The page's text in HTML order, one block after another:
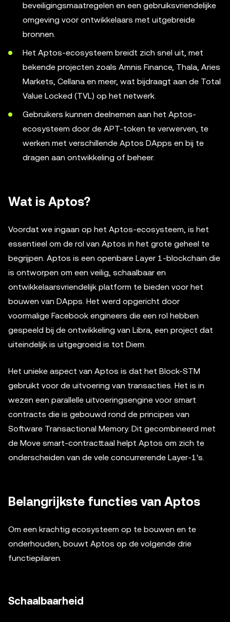
beveiligingsmaatregelen en een gebruiksvriendelijke
omgeving voor ontwikkelaars met uitgebreide
bronnen.
Het Aptos-ecosysteem breidt zich snel uit, met
bekende projecten zoals Amnis Finance, Thala, Aries
Markets, Cellana en meer, wat bijdraagt aan de Total
Value Locked (TVL) op het netwerk.
Gebruikers kunnen deelnemen aan het Aptos-
ecosysteem door de APT-token te verwerven, te
werken met verschillende Aptos DApps en bij te
dragen aan ontwikkeling of beheer.
Wat is Aptos?
Voordat we ingaan op het Aptos-ecosysteem, is het
essentieel om de rol van Aptos in het grote geheel te
begrijpen. Aptos is een openbare Layer 1-blockchain die
is ontworpen om een veilig, schaalbaar en
ontwikkelaarsvriendelijk platform te bieden voor het
bouwen van DApps. Het werd opgericht door
voormalige Facebook engineers die een rol hebben
gespeeld bij de ontwikkeling van Libra, een project dat
uiteindelijk is uitgegroeid is tot Diem.
Het unieke aspect van Aptos is dat het Block-STM
gebruikt voor de uitvoering van transacties. Het is in
wezen een parallelle uitvoeringsengine voor smart
contracts die is gebouwd rond de principes van
Software Transactional Memory. Dit gecombineerd met
de Move smart-contracttaal helpt Aptos om zich te
onderscheiden van de vele concurrerende Layer-1's.
Belangrijkste functies van Aptos
Om een krachtig ecosysteem op te bouwen en te
onderhouden, bouwt Aptos op de volgende drie
functiepilaren.
Schaalbaarheid